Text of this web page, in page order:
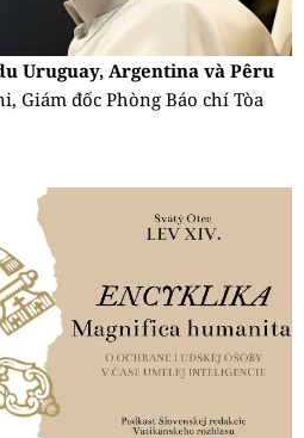
Uruguay, Argentina và Pêru
Giám đốc Phòng Báo chí Tòa